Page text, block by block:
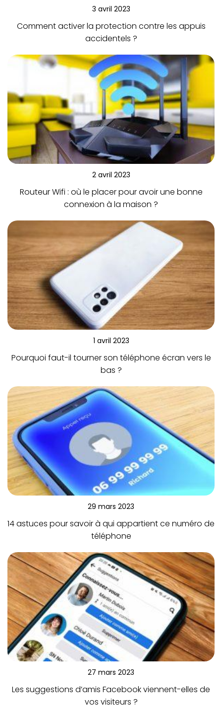
3 avril 2023
Comment activer la protection contre les appuis
accidentels ?
2 avril 2023
Routeur Wifi : où le placer pour avoir une bonne
connexion à la maison ?
1 avril 2023
Pourquoi faut-il tourner son téléphone écran vers le
bas ?
29 mars 2023
14 astuces pour savoir à qui appartient ce numéro de
téléphone
27 mars 2023
Les suggestions d’amis Facebook viennent-elles de
vos visiteurs ?